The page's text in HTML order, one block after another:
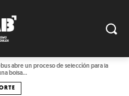
abre un proceso de selección para la
bolsa...